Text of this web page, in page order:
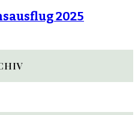
2025